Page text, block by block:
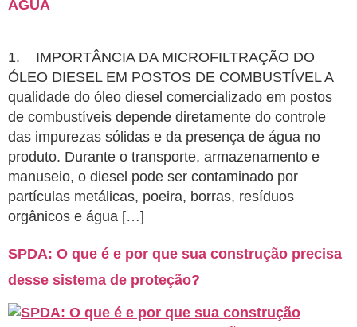
ÁGUA
1. IMPORTÂNCIA DA MICROFILTRAÇÃO DO
ÓLEO DIESEL EM POSTOS DE COMBUSTÍVEL A
qualidade do óleo diesel comercializado em postos
de combustíveis depende diretamente do controle
das impurezas sólidas e da presença de água no
produto. Durante o transporte, armazenamento e
manuseio, o diesel pode ser contaminado por
partículas metálicas, poeira, borras, resíduos
orgânicos e água […]
SPDA: O que é e por que sua construção precisa
desse sistema de proteção?